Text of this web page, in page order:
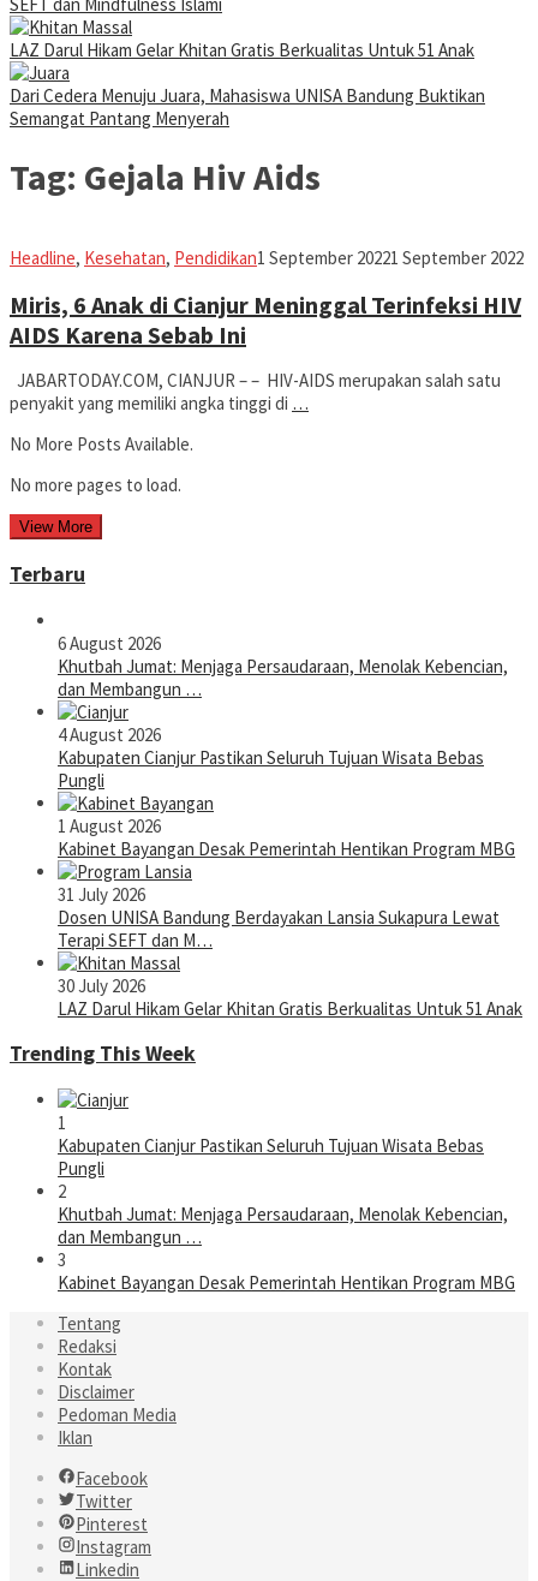
LAZ Darul Hikam Gelar Khitan Gratis Berkualitas Untuk 51 Anak
Dari Cedera Menuju Juara, Mahasiswa UNISA Bandung Buktikan
Semangat Pantang Menyerah
Tag: Gejala Hiv Aids
Headline, Kesehatan, PendidikanIman
1 September 20221 September 2022
Miris, 6 Anak di Cianjur Meninggal Terinfeksi HIV
AIDS Karena Sebab Ini
JABARTODAY.COM, CIANJUR – – HIV-AIDS merupakan salah satu
penyakit yang memiliki angka tinggi di …
No More Posts Available.
No more pages to load.
View More
Terbaru
6 August 2026
Khutbah Jumat: Menjaga Persaudaraan, Menolak Kebencian,
dan Membangun …
4 August 2026
Kabupaten Cianjur Pastikan Seluruh Tujuan Wisata Bebas
Pungli
1 August 2026
Kabinet Bayangan Desak Pemerintah Hentikan Program MBG
31 July 2026
Dosen UNISA Bandung Berdayakan Lansia Sukapura Lewat
Terapi SEFT dan M…
30 July 2026
LAZ Darul Hikam Gelar Khitan Gratis Berkualitas Untuk 51 Anak
Trending This Week
1
Kabupaten Cianjur Pastikan Seluruh Tujuan Wisata Bebas
Pungli
2
Khutbah Jumat: Menjaga Persaudaraan, Menolak Kebencian,
dan Membangun …
3
Kabinet Bayangan Desak Pemerintah Hentikan Program MBG
Tentang
Redaksi
Kontak
Disclaimer
Pedoman Media
Iklan
Facebook
Twitter
Pinterest
Instagram
Linkedin